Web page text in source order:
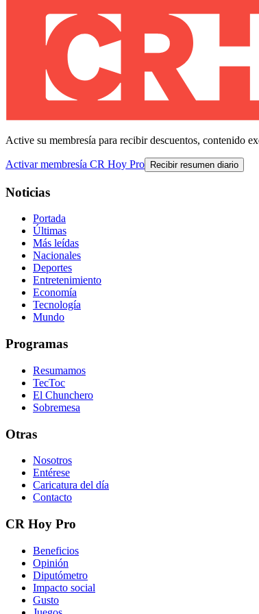
Active su membresía para recibir descuentos, contenido
Activar membresía CR Hoy Pro Recibir resumen diario
Noticias
Portada
Últimas
Más leídas
Nacionales
Deportes
Entretenimiento
Economía
Tecnología
Mundo
Programas
Resumamos
TecToc
El Chunchero
Sobremesa
Otras
Nosotros
Entérese
Caricatura del día
Contacto
CR Hoy Pro
Beneficios
Opinión
Diputómetro
Impacto social
Gusto